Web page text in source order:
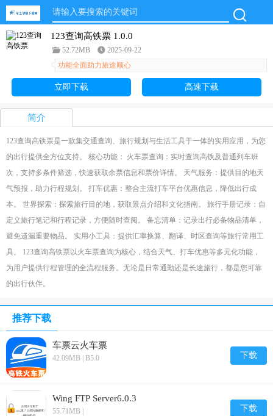
123查询高铁票 1.0.0
52.72MB
2025-09-22
功能全面助力旅途顺心
立即下载 高速下载
简介
123查询高铁票是一款集交通查询、旅行规划与生活工具于一体的实用应用，为您
的出行提供全方位支持。 核心功能： 火车票查询：实时查询高铁及普通列车班
次，支持多条件筛选，快速获取余票信息和票价详情。 天气服务：提供目的地天
气预报，助力行程规划。 打车优惠：整合主流打车平台优惠信息，降低出行成
本。 世界探索：探索旅行目的地，获取景点介绍和文化指南。 旅行手册记录：自
定义旅行笔记和行程记录，方便随时查阅。 备忘清单：记录出行必备物品清单，
避免遗漏重要物品。 实用小工具：提供汇率换算、翻译、时区查询等旅行常用工
具。 123查询高铁票以火车票查询为核心，结合天气、打车优惠等多元化功能，
为用户提供行程管理的全流程服务。无论是日常通勤还是长途旅行，都是您可靠
的出行伙伴。
推荐下载
车票云火车票
42.09MB | B5.0 下载
Wing FTP Server6.0.3
55.71MB | 下载